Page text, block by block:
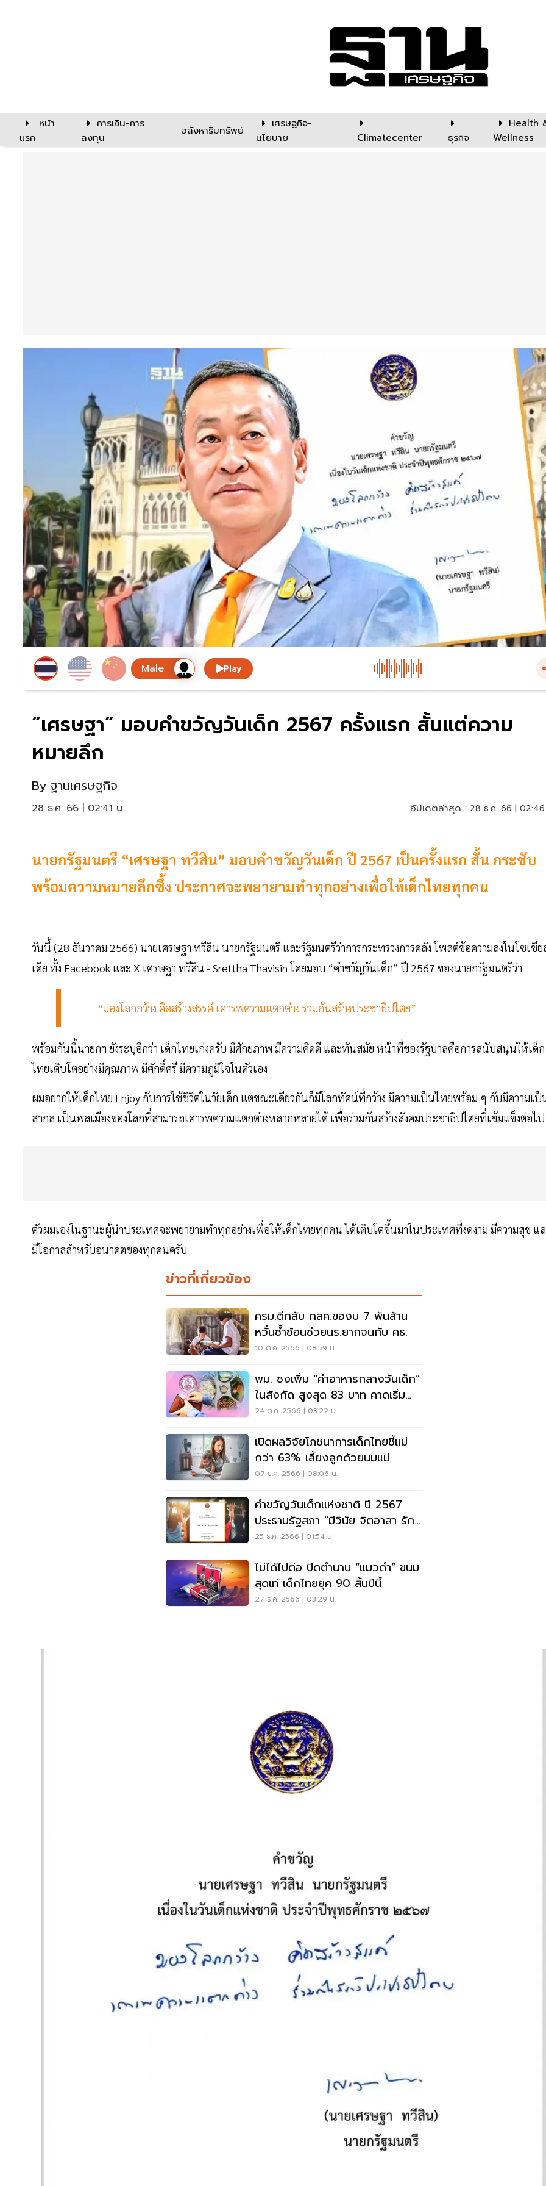
หน้า
แรก
การเงิน-การ
ลงทุน
อสังหาริมทรัพย์
เศรษฐกิจ-
นโยบาย
Climatecenter ธุรกิจ
Health
Wellness
Play
“เศรษฐา” มอบคำขวัญวันเด็ก 2567 ครั้งแรก สั้นแต่ความ
หมายลึก
By ฐานเศรษฐกิจ
28 ธ.ค. 66 | 02:41 น. อัปเดตล่าสุด : 28 ธ.ค. 66 |
นายกรัฐมนตรี “เศรษฐา ทวีสิน” มอบคำขวัญวันเด็ก ปี 2567 เป็นครั้งแรก สั้น กระชับ
พร้อมความหมายลึกซึ้ง ประกาศจะพยายามทำทุกอย่างเพื่อให้เด็กไทยทุกคน
วันนี้ (28 ธันวาคม 2566) นายเศรษฐา ทวีสิน นายกรัฐมนตรี และรัฐมนตรีว่าการกระทรวงการคลัง โพสต์ข้อความลงในโซเชี
เดีย ทั้ง Facebook และ X เศรษฐา ทวีสิน - Srettha Thavisin โดยมอบ “คำขวัญวันเด็ก” ปี 2567 ของนายกรัฐมนตรีว่า
“มองโลกกว้าง คิดสร้างสรรค์ เคารพความแตกต่าง ร่วมกันสร้างประชาธิปไตย”
พร้อมกันนี้นายกฯ ยังระบุอีกว่า เด็กไทยเก่งครับ มีศักยภาพ มีความคิดดี และทันสมัย หน้าที่ของรัฐบาลคือการสนับสนุนให้เด็ก
ไทยเติบโตอย่างมีคุณภาพ มีศักดิ์ศรี มีความภูมิใจในตัวเอง
ผมอยากให้เด็กไทย Enjoy กับการใช้ชีวิตในวัยเด็ก แต่ขณะเดียวกันก็มีโลกทัศน์ที่กว้าง มีความเป็นไทยพร้อม ๆ กับมีความเป็
สากล เป็นพลเมืองของโลกที่สามารถเคารพความแตกต่างหลากหลายได้ เพื่อร่วมกันสร้างสังคมประชาธิปไตยที่เข้มแข็งต่อไป
ตัวผมเองในฐานะผู้นำประเทศจะพยายามทำทุกอย่างเพื่อให้เด็กไทยทุกคน ได้เติบโตขึ้นมาในประเทศที่งดงาม มีความสุข แ
มีโอกาสสำหรับอนาคตของทุกคนครับ
ข่าวที่เกี่ยวข้อง
ครม.ตีกลับ กสศ.ของบ 7 พันล้าน
หวั่นซ้ำซ้อนช่วยนร.ยากจนกับ ศธ.
10 ต.ค. 2566 | 08:59 น.
พม. ชงเพิ่ม “ค่าอาหารกลางวันเด็ก”
ในสังกัด สูงสุด 83 บาท คาดเริ่ม
ธ.ค.นี้
24 ต.ค. 2566 | 03:22 น.
เปิดผลวิจัยโภชนาการเด็กไทยชี้แม่
กว่า 63% เลี้ยงลูกด้วยนมแม่
07 ธ.ค. 2566 | 08:06 น.
คำขวัญวันเด็กแห่งชาติ ปี 2567
ประธานรัฐสภา "มีวินัย จิตอาสา รัก
ประชาธิปไตย"
25 ธ.ค. 2566 | 01:54 น.
ไม่ได้ไปต่อ ปิดตำนาน “แมวดำ” ขนม
สุดเท่ เด็กไทยยุค 90 สิ้นปีนี้
27 ธ.ค. 2566 | 03:29 น.